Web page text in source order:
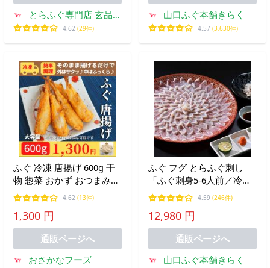
とらふぐ専門店 玄品ふ
ぐ
4.62 (29件)
山口ふぐ本舗きらく
4.57 (3,630件)
ふぐ 冷凍 唐揚げ 600g 干
物 惣菜 おかず おつまみ
ご飯のお供 お徳用 アレン
ジ
4.62 (13件)
1,300 円
通販ページへ
おさかなフーズ
ふぐ フグ とらふぐ刺し
「ふぐ刺身5-6人前／冷
蔵」
4.59 (246件)
12,980 円
通販ページへ
山口ふぐ本舗きらく